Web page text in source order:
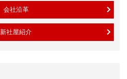
会社沿革
新社屋紹介